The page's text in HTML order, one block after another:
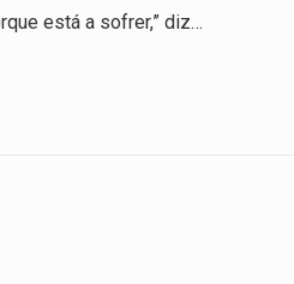
está a sofrer,” diz…